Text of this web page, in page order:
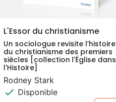
searchAPERÇU RAPIDE
L'Essor du christianisme
Un sociologue revisite l’histoire
du christianisme des premiers
siècles [collection l'Église dans
l'Histoire]
Rodney Stark
check Disponible